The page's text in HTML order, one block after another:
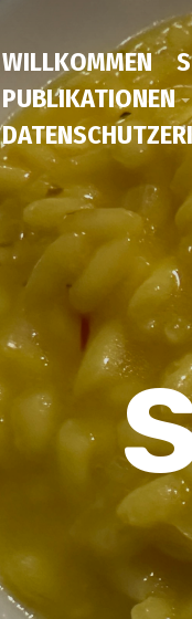
WILLKOMMEN
PUBLIKATIONEN